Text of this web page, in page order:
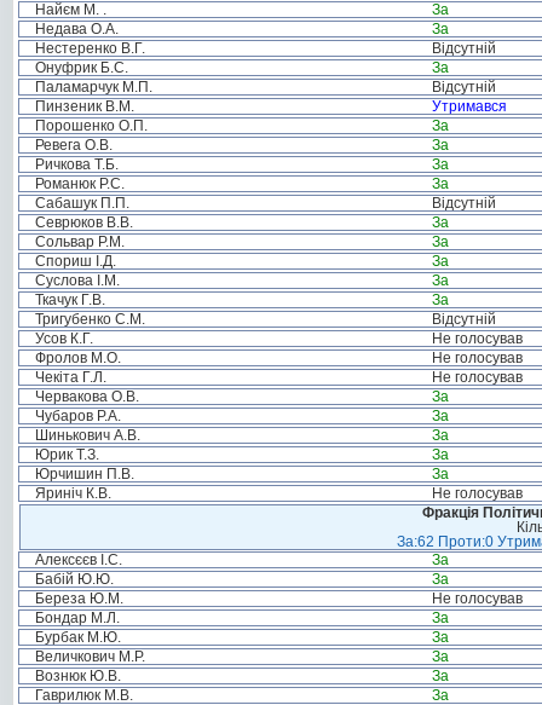
Найєм М. .
За
Недава О.А.
За
Нестеренко В.Г.
Відсутній
Онуфрик Б.С.
За
Паламарчук М.П.
Відсутній
Пинзеник В.М.
Утримався
Порошенко О.П.
За
Ревега О.В.
За
Ричкова Т.Б.
За
Романюк Р.С.
За
Сабашук П.П.
Відсутній
Севрюков В.В.
За
Сольвар Р.М.
За
Спориш І.Д.
За
Суслова І.М.
За
Ткачук Г.В.
За
Тригубенко С.М.
Відсутній
Усов К.Г.
Не голосував
Фролов М.О.
Не голосував
Чекіта Г.Л.
Не голосував
Червакова О.В.
За
Чубаров Р.А.
За
Шинькович А.В.
За
Юрик Т.З.
За
Юрчишин П.В.
За
Яриніч К.В.
Не голосував
Фракція
За:62 Проти:0
Алексєєв І.С.
За
Бабій Ю.Ю.
За
Береза Ю.М.
Не голосував
Бондар М.Л.
За
Бурбак М.Ю.
За
Величкович М.Р.
За
Вознюк Ю.В.
За
Гаврилюк М.В.
За